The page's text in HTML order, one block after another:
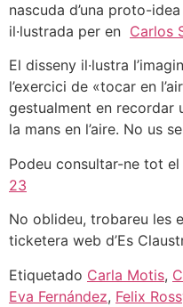
nascuda d’una proto-idea
il·lustrada per en Carlos
El disseny il·lustra
l’exercici de «tocar en
gestualment en recordar
la mans en l’aire. No us
Podeu consultar-ne tot el
23
No oblideu, trobareu les
ticketera web d’Es
Etiquetado Carla Motis,
Eva Fernández, Felix